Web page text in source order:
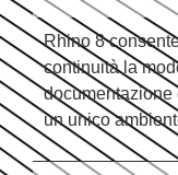
Rhino 8
continuità la
documentazione
un unico